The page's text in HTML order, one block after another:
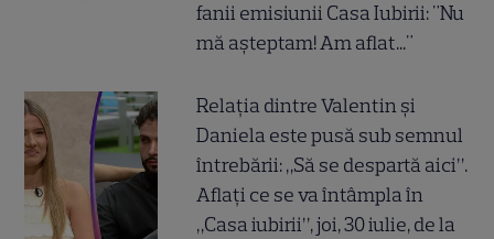
fanii emisiunii Casa Iubirii: "Nu
mă așteptam! Am aflat..."
Relația dintre Valentin și
Daniela este pusă sub semnul
întrebării: „Să se despartă aici”.
Aflați ce se va întâmpla în
„Casa iubirii”, joi, 30 iulie, de la